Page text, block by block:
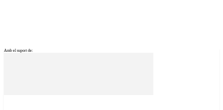
Amb el suport de: